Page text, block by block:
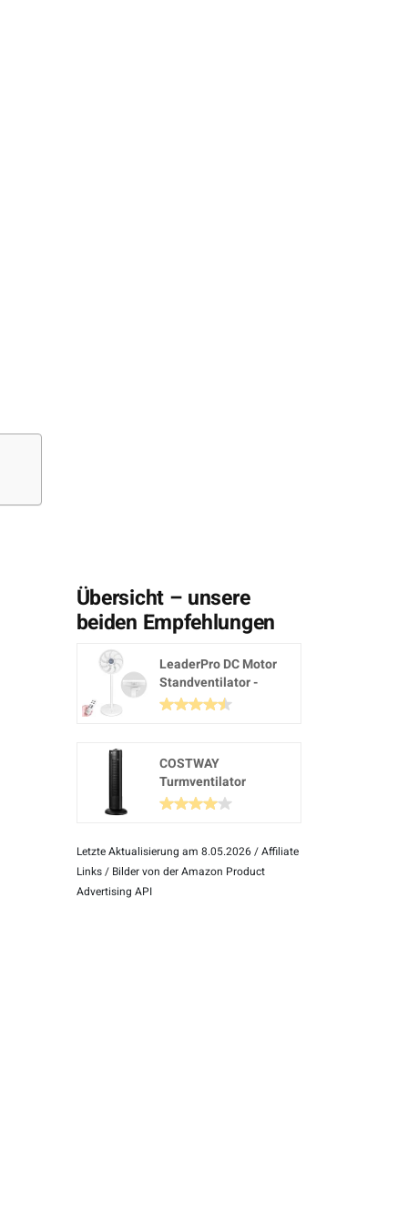
Übersicht – unsere
beiden Empfehlungen
LeaderPro DC Motor
Standventilator -
Ventilator...
COSTWAY
Turmventilator
Säulenventilator...
Letzte Aktualisierung am 8.05.2026 / Affiliate
Links / Bilder von der Amazon Product
Advertising API